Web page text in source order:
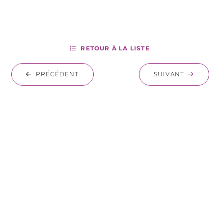
PRÉCÉDENT
RETOUR À LA LISTE
SUIVANT